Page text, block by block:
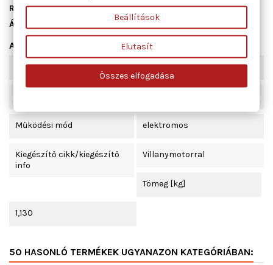
Raktáron2 db
Állapot
Adatlap
Beépítési oldal bal első
Működési mód elektromos
Kiegészítő cikk/kiegészítő
info
Villanymotorral
Tömeg [kg]
1,130
50 HASONLÓ TERMÉKEK UGYANAZON KATEGÓRIÁBAN:
Beállítások
Elutasít
Összes elfogadása